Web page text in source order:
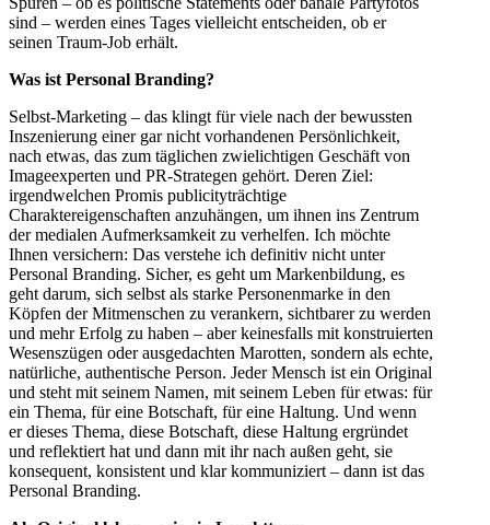
sind – werden eines Tages vielleicht entscheiden, ob er
seinen Traum-Job erhält.
Was ist Personal Branding?
Selbst-Marketing – das klingt für viele nach der bewussten
Inszenierung einer gar nicht vorhandenen Persönlichkeit,
nach etwas, das zum täglichen zwielichtigen Geschäft von
Imageexperten und PR-Strategen gehört. Deren Ziel:
irgendwelchen Promis publicityträchtige
Charaktereigenschaften anzuhängen, um ihnen ins Zentrum
der medialen Aufmerksamkeit zu verhelfen. Ich möchte
Ihnen versichern: Das verstehe ich definitiv nicht unter
Personal Branding. Sicher, es geht um Markenbildung, es
geht darum, sich selbst als starke Personenmarke in den
Köpfen der Mitmenschen zu verankern, sichtbarer zu werden
und mehr Erfolg zu haben – aber keinesfalls mit konstruierten
Wesenszügen oder ausgedachten Marotten, sondern als echte,
natürliche, authentische Person. Jeder Mensch ist ein Original
und steht mit seinem Namen, mit seinem Leben für etwas: für
ein Thema, für eine Botschaft, für eine Haltung. Und wenn
er dieses Thema, diese Botschaft, diese Haltung ergründet
und reflektiert hat und dann mit ihr nach außen geht, sie
konsequent, konsistent und klar kommuniziert – dann ist das
Personal Branding.